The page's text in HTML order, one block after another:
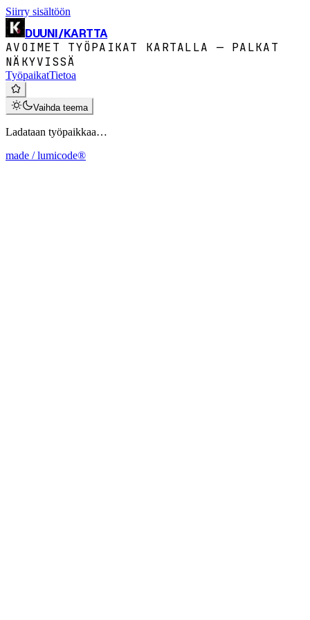
Siirry sisältöön
DUUNI/KARTTA
AVOIMET TYÖPAIKAT KARTALLA — PALKAT
NÄKYVISSÄ
TyöpaikatTietoa
Vaihda teema
Ladataan työpaikkaa…
made / lumicode®